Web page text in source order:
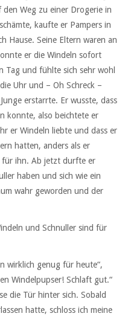
Weg zu einer Drogerie in
kaufte er Pampers in
Hause. Seine Eltern waren an
er die Windeln sofort
Tag und fühlte sich sehr wohl
Uhr und – Oh Schreck –
erstarrte. Er wusste, dass
konnte, also beichtete er
er Windeln liebte und dass er
hatten, anders als er
für ihn. Ab jetzt durfte er
haben und sich wie ein
wahr geworden und der
und Schnuller sind für
wirklich genug für heute“,
Windelpupser! Schlaft gut.“
die Tür hinter sich. Sobald
hatte, schloss ich meine